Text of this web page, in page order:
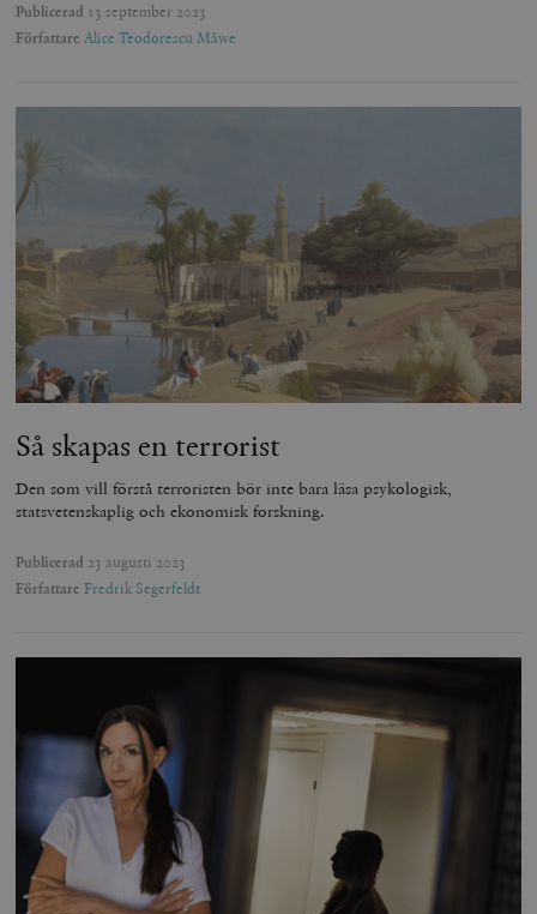
Publicerad 13 september 2023
Författare Alice Teodorescu Måwe
Så skapas en terrorist
Den som vill förstå terroristen bör inte bara läsa psykologisk,
statsvetenskaplig och ekonomisk forskning.
Publicerad 23 augusti 2023
Författare Fredrik Segerfeldt